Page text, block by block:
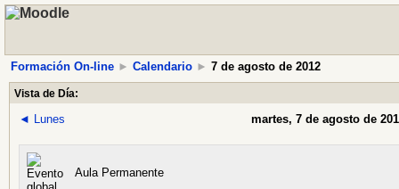
Formación On-line ► Calendario ► 7 de agosto de 2012
Vista de Día:
◄ Lunes martes, 7 de agosto de
Aula Permanente